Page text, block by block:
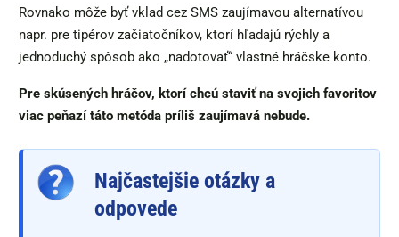
Rovnako môže byť vklad cez SMS zaujímavou alternatívou
napr. pre tipérov začiatočníkov, ktorí hľadajú rýchly a
jednoduchý spôsob ako „nadotovať“ vlastné hráčske konto.
Pre skúsených hráčov, ktorí chcú staviť na svojich favoritov
viac peňazí táto metóda príliš zaujímavá nebude.
Najčastejšie otázky a
odpovede